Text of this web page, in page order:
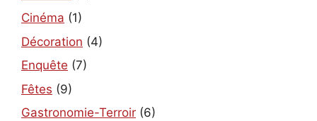
Cinéma (1)
Décoration (4)
Enquête (7)
Fêtes (9)
Gastronomie-Terroir (6)